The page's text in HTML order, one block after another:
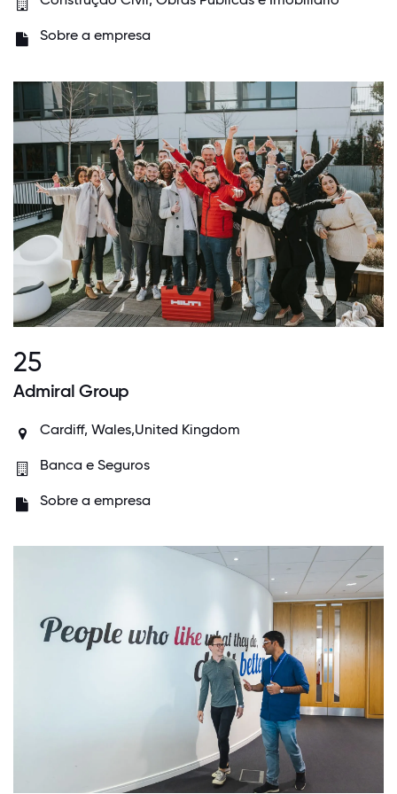
Sobre a empresa
25
Admiral Group
Cardiff, Wales,United Kingdom
Banca e Seguros
Sobre a empresa